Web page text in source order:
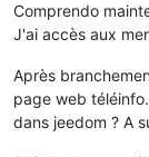
Comprendo
J'ai accès aux
Après
page web
dans jeedom ? A